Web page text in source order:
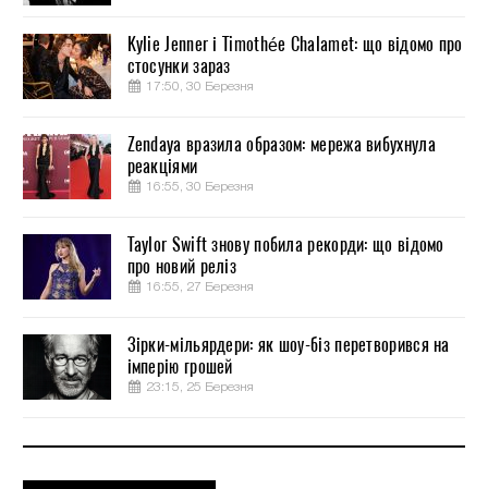
Kylie Jenner і Timothée Chalamet: що відомо про
стосунки зараз
17:50, 30 Березня
Zendaya вразила образом: мережа вибухнула
реакціями
16:55, 30 Березня
Taylor Swift знову побила рекорди: що відомо
про новий реліз
16:55, 27 Березня
Зірки-мільярдери: як шоу-біз перетворився на
імперію грошей
23:15, 25 Березня